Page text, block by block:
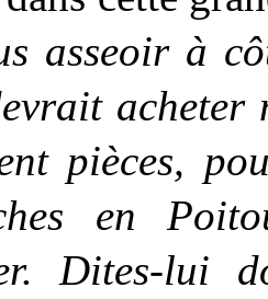
asseoir à
pièces,
en
Dites-lui